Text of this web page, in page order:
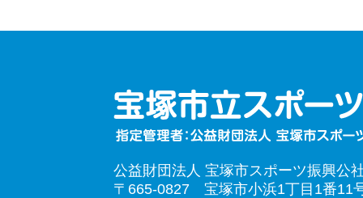
公益財団法人 宝塚市スポーツ振興公
〒665-0827 宝塚市小浜1丁目1番11